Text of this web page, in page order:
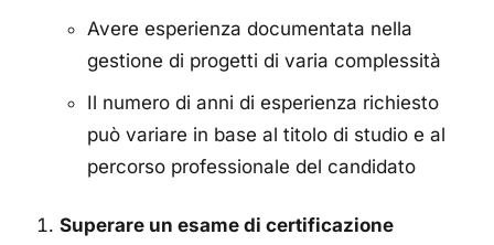
Avere esperienza documentata nella
gestione di progetti di varia complessità
Il numero di anni di esperienza richiesto
può variare in base al titolo di studio e al
percorso professionale del candidato
Superare un esame di certificazione